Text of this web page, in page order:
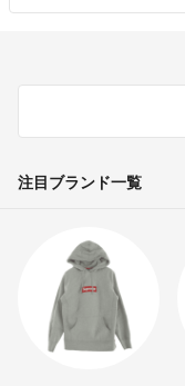
注目ブランド一覧